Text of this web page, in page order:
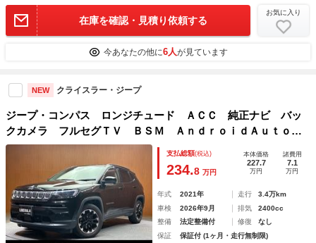
在庫を確認・見積り依頼する
お気に入り
今あなたの他に6人が見ています
NEW クライスラー・ジープ
ジープ・コンパス ロンジチュード ＡＣＣ 純正ナビ バッ
クカメラ フルセグＴＶ ＢＳＭ ＡｎｄｒｏｉｄＡｕｔｏ
Ｂｌｕｅｔｏｏｔｈ ＬＥＤヘッドライト オートライト 半
革 ドライブレコーダー ＥＴＣ 純正１７インチＡＷ
支払総額(税込)
234.8 万円
本体価格
227.7
万円
諸費用
7.1
万円
年式 2021年 走行
3.4万km
車検
2026年9月 排気
2400cc
整備
法定整備付 修復
なし
保証
保証付 (1ヶ月・走行無制限)